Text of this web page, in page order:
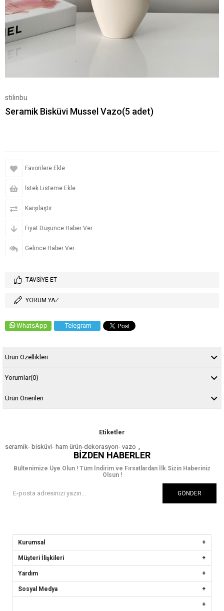
stilinbu
Seramik Bisküvi Mussel Vazo(5 adet)
Favorilere Ekle
İstek Listeme Ekle
Karşılaştır
Fiyat Düşünce Haber Ver
Gelince Haber Ver
TAVSIYE ET
YORUM YAZ
WhatsApp Telegram
Ürün Özellikleri
Yorumlar(0)
Ürün Önerileri
Etiketler
seramik- bisküvi- ham ürün-dekorasyon- vazo
BIZDEN HABERLER
Bültenimize Üye Olun ! Tüm İndirim ve Fırsatlardan İlk Sizin Haberiniz
Olsun !
GÖNDER
Kurumsal
Müşteri İlişkileri
Yardım
Sosyal Medya